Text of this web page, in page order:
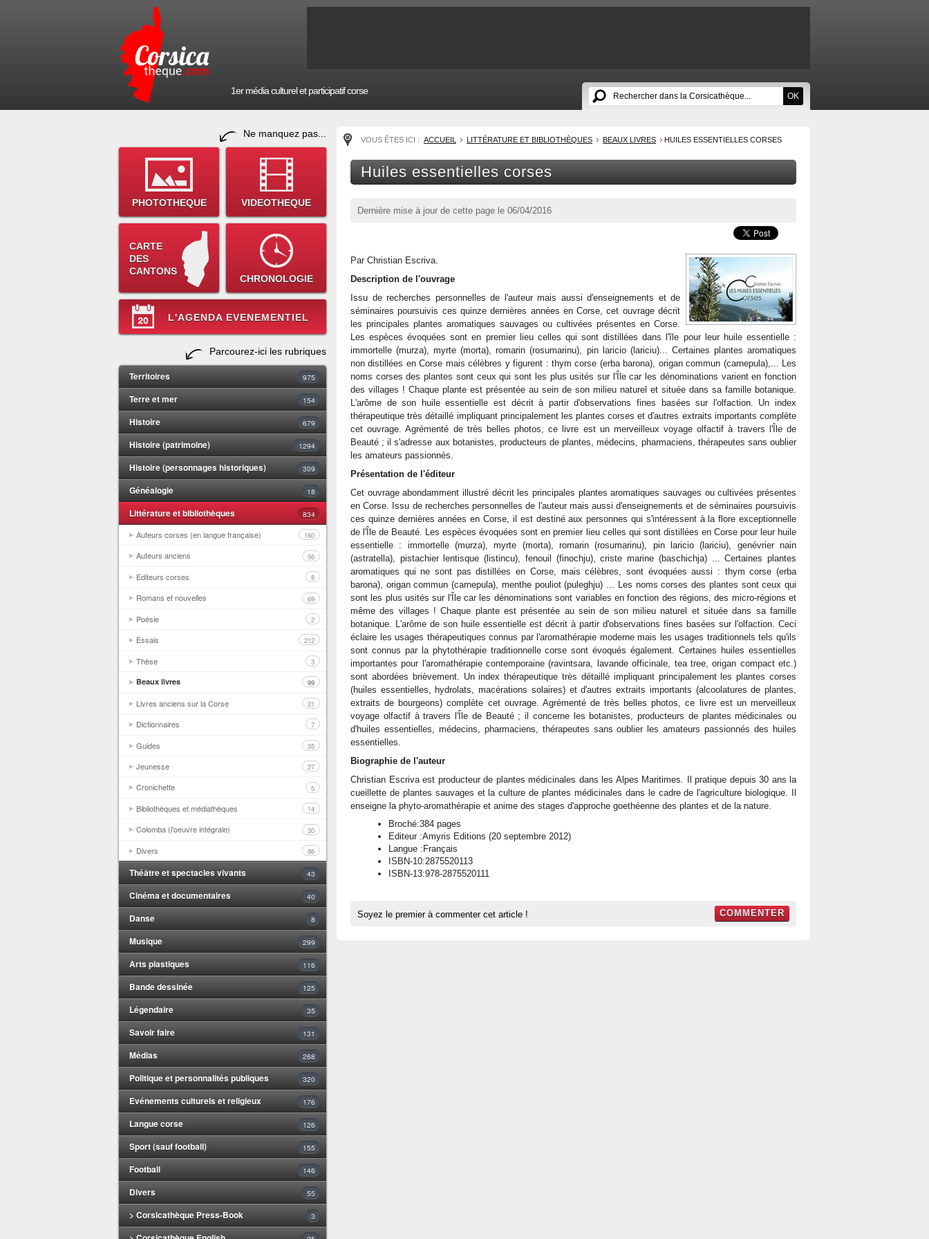
1er média culturel et participatif corse
Ne manquez pas...
PHOTOTHEQUE VIDEOTHEQUE
CARTE
DES
CANTONS
CHRONOLOGIE
L'AGENDA EVENEMENTIEL
Parcourez-ici les rubriques
Territoires 975
Terre et mer 154
Histoire 679
Histoire (patrimoine) 1294
Histoire (personnages historiques) 309
Généalogie 18
Littérature et bibliothèques 834
Auteurs corses (en langue française) 160
Auteurs anciens 56
Editeurs corses 8
Romans et nouvelles 69
Poésie 2
Essais 212
Thèse 3
Beaux livres 99
Livres anciens sur la Corse 21
Dictionnaires 7
Guides 35
Jeunesse 27
Cronichette 5
Bibliothèques et médiathèques 14
Colomba (l'oeuvre intégrale) 30
Divers 86
Théâtre et spectacles vivants 43
Cinéma et documentaires 40
Danse 8
Musique 299
Arts plastiques 116
Bande dessinée 125
Légendaire 35
Savoir faire 131
Médias 268
Politique et personnalités publiques 320
Evénements culturels et religieux 176
Langue corse 126
Sport (sauf football) 155
Football 146
Divers 55
> Corsicathèque Press-Book 3
VOUS ÊTES ICI : ACCUEIL LITTÉRATURE ET BIBLIOTHÈQUES BEAUX LIVRES HUILES ESSENTIELLES CORSES
Huiles essentielles corses
Dernière mise à jour de cette page le 06/04/2016
Par Christian Escriva.
Description de l'ouvrage
Issu de recherches personnelles de l'auteur mais aussi d'enseignements et de
séminaires poursuivis ces quinze dernières années en Corse, cet ouvrage décrit
les principales plantes aromatiques sauvages ou cultivées présentes en Corse.
Les espèces évoquées sont en premier lieu celles qui sont distillées dans l'île pour leur huile essentielle :
immortelle (murza), myrte (morta), romarin (rosumarinu), pin laricio (lariciu)... Certaines plantes aromatiques
non distillées en Corse mais célèbres y figurent : thym corse (erba barona), origan commun (carnepula),... Les
noms corses des plantes sont ceux qui sont les plus usités sur l'Île car les dénominations varient en fonction
des villages ! Chaque plante est présentée au sein de son milieu naturel et située dans sa famille botanique.
L'arôme de son huile essentielle est décrit à partir d'observations fines basées sur l'olfaction. Un index
thérapeutique très détaillé impliquant principalement les plantes corses et d'autres extraits importants complète
cet ouvrage. Agrémenté de très belles photos, ce livre est un merveilleux voyage olfactif à travers l'Île de
Beauté ; il s'adresse aux botanistes, producteurs de plantes, médecins, pharmaciens, thérapeutes sans oublier
les amateurs passionnés.
Présentation de l'éditeur
Cet ouvrage abondamment illustré décrit les principales plantes aromatiques sauvages ou cultivées présentes
en Corse. Issu de recherches personnelles de l'auteur mais aussi d'enseignements et de séminaires poursuivis
ces quinze dernières années en Corse, il est destiné aux personnes qui s'intéressent à la flore exceptionnelle
de l'Île de Beauté. Les espèces évoquées sont en premier lieu celles qui sont distillées en Corse pour leur huile
essentielle : immortelle (murza), myrte (morta), romarin (rosumarinu), pin laricio (lariciu), genévrier nain
(astratella), pistachier lentisque (listincu), fenouil (finochju), criste marine (baschichja) ... Certaines plantes
aromatiques qui ne sont pas distillées en Corse, mais célèbres, sont évoquées aussi : thym corse (erba
barona), origan commun (carnepula), menthe pouliot (puleghju) ... Les noms corses des plantes sont ceux qui
sont les plus usités sur l'Île car les dénominations sont variables en fonction des régions, des micro-régions et
même des villages ! Chaque plante est présentée au sein de son milieu naturel et située dans sa famille
botanique. L'arôme de son huile essentielle est décrit à partir d'observations fines basées sur l'olfaction. Ceci
éclaire les usages thérapeutiques connus par l'aromathérapie moderne mais les usages traditionnels tels qu'ils
sont connus par la phytothérapie traditionnelle corse sont évoqués également. Certaines huiles essentielles
importantes pour l'aromathérapie contemporaine (ravintsara, lavande officinale, tea tree, origan compact etc.)
sont abordées brièvement. Un index thérapeutique très détaillé impliquant principalement les plantes corses
(huiles essentielles, hydrolats, macérations solaires) et d'autres extraits importants (alcoolatures de plantes,
extraits de bourgeons) complète cet ouvrage. Agrémenté de très belles photos, ce livre est un merveilleux
voyage olfactif à travers l'Île de Beauté ; il concerne les botanistes, producteurs de plantes médicinales ou
d'huiles essentielles, médecins, pharmaciens, thérapeutes sans oublier les amateurs passionnés des huiles
essentielles.
Biographie de l'auteur
Christian Escriva est producteur de plantes médicinales dans les Alpes Maritimes. Il pratique depuis 30 ans la
cueillette de plantes sauvages et la culture de plantes médicinales dans le cadre de l'agriculture biologique. Il
enseigne la phyto-aromathérapie et anime des stages d'approche goethéenne des plantes et de la nature.
Broché:384 pages
Editeur :Amyris Editions (20 septembre 2012)
Langue :Français
ISBN-10:2875520113
ISBN-13:978-2875520111
Soyez le premier à commenter cet article ! COMMENTER